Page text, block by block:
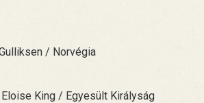
/ Norvégia
Eloise King / Egyesült Királyság